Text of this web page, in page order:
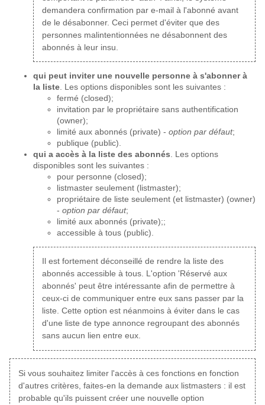
demandera confirmation par e-mail à l'abonné avant
de le désabonner. Ceci permet d'éviter que des
personnes malintentionnées ne désabonnent des
abonnés à leur insu.
qui peut inviter une nouvelle personne à s'abonner à
la liste . Les options disponibles sont les suivantes :
fermé (closed);
invitation par le propriétaire sans authentification
(owner);
limité aux abonnés (private) - option par défaut;
publique (public).
qui a accès à la liste des abonnés . Les options
disponibles sont les suivantes :
pour personne (closed);
listmaster seulement (listmaster);
propriétaire de liste seulement (et listmaster) (owner)
- option par défaut;
limité aux abonnés (private);;
accessible à tous (public).
Il est fortement déconseillé de rendre la liste des
abonnés accessible à tous. L'option 'Réservé aux
abonnés' peut être intéressante afin de permettre à
ceux-ci de communiquer entre eux sans passer par la
liste. Cette option est néanmoins à éviter dans le cas
d'une liste de type annonce regroupant des abonnés
sans aucun lien entre eux.
Si vous souhaitez limiter l'accès à ces fonctions en fonction
d'autres critères, faites-en la demande aux listmasters : il est
probable qu'ils puissent créer une nouvelle option